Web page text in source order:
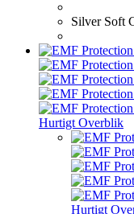
Silver Soft
Hurtigt Overblik
Hurtigt